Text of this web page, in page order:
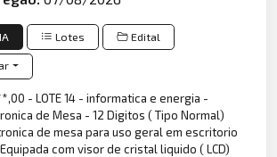
Lotes Edital
- LOTE 14 - informatica e energia -
de Mesa - 12 Digitos ( Tipo Normal)
de mesa para uso geral em escritorio
com visor de cristal liquido ( LCD)